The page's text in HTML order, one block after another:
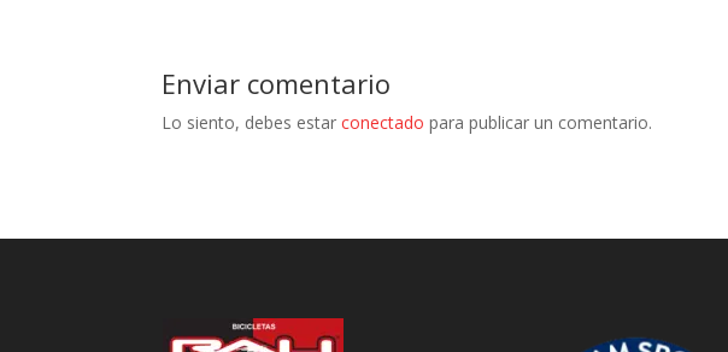
Enviar comentario
Lo siento, debes estarconectado para publicar un comentario.